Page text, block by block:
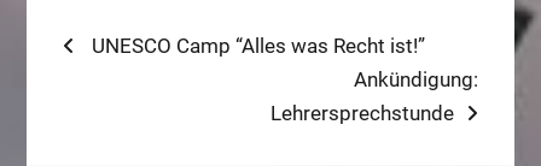
Beitragsnavigation
Previous
UNESCO Camp “Alles was Recht ist!”
Next
post:
Ankündigung:
Lehrersprechstunde